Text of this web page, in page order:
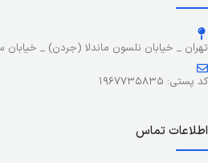
تهران _ خیابان نلسون ماندلا (جردن) _ خیابان سلطانی
کد پستی: ۱۹۶۷۷۳۵۸۳۵
اطلاعات تماس